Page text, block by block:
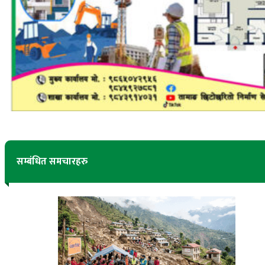
सम्बंधित समचारहरु